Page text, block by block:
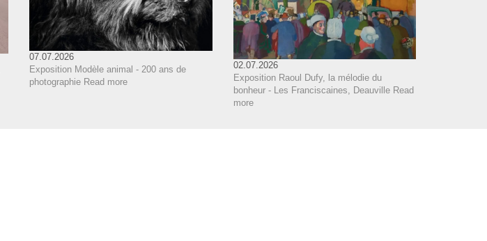
07.07.2026
Exposition Modèle animal - 200 ans de
photographie Read more
02.07.2026
Exposition Raoul Dufy, la mélodie du
bonheur - Les Franciscaines, Deauville Read
more